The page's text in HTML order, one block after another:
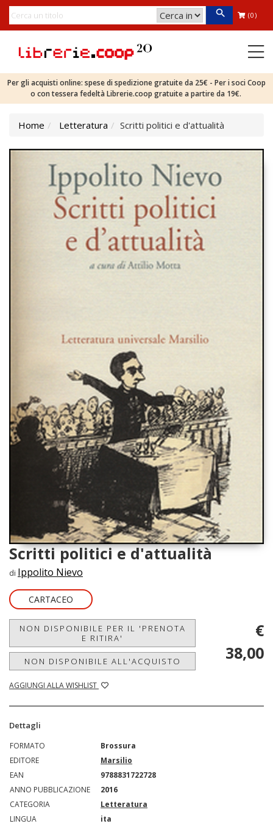
(0)
Per gli acquisti online: spese di spedizione gratuite da 25€ - Per i soci Coop
o con tessera fedeltà Librerie.coop gratuite a partire da 19€.
Home Letteratura Scritti politici e d'attualità
Scritti politici e d'attualità
di Ippolito Nievo
CARTACEO
NON DISPONIBILE PER IL 'PRENOTA
E RITIRA'
NON DISPONIBILE ALL'ACQUISTO
AGGIUNGI ALLA WISHLIST
€
38,00
Dettagli
FORMATO
Brossura
EDITORE
Marsilio
EAN
9788831722728
ANNO PUBBLICAZIONE
2016
CATEGORIA
Letteratura
LINGUA
ita